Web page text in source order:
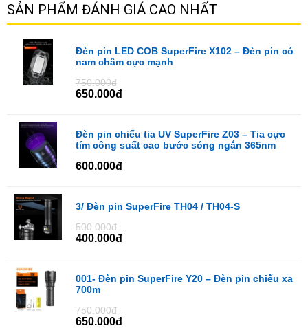
SẢN PHẨM ĐÁNH GIÁ CAO NHẤT
Đèn pin LED COB SuperFire X102 – Đèn pin có
nam châm cực mạnh
750.000đ
650.000đ
Đèn pin chiếu tia UV SuperFire Z03 – Tia cực
tím công suất cao bước sóng ngắn 365nm
600.000đ
3/ Đèn pin SuperFire TH04 / TH04-S
500.000đ
400.000đ
001- Đèn pin SuperFire Y20 – Đèn pin chiếu xa
700m
750.000đ
650.000đ